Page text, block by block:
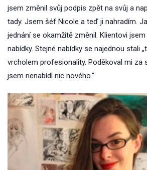
jsem změnil svůj podpis zpět na svůj a
tady. Jsem šéf Nicole a teď ji nahradím.
jednání se okamžitě změnil. Klientovi
nabídky. Stejné nabídky se najednou stali
vrcholem profesionality. Poděkoval mi za
jsem nenabídl nic nového.“